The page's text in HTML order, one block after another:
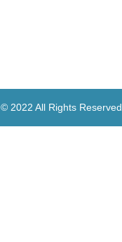
© 2022 All Rights Reserved